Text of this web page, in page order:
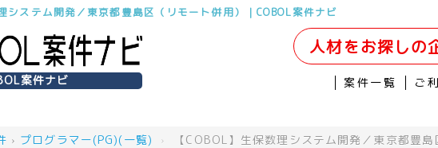
システム開発／東京都豊島区（リモート併用）｜COBOL案件ナビ
案件ナビ
人材をお探しの
案件一覧 ご
› プログラマー(PG)(一覧) › 【COBOL】生保数理システム開発／東京都豊島